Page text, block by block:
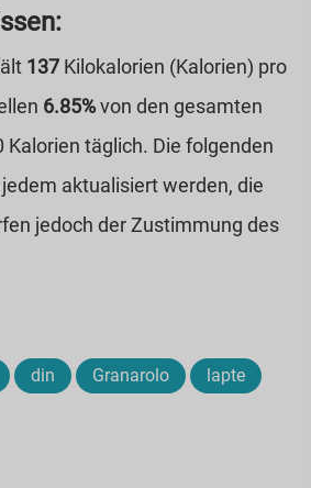
137 Kilokalorien (Kalorien) pro
6.85%von den gesamten
täglich. Die folgenden
aktualisiert werden, die
jedoch der Zustimmung des
din Granarolo lapte